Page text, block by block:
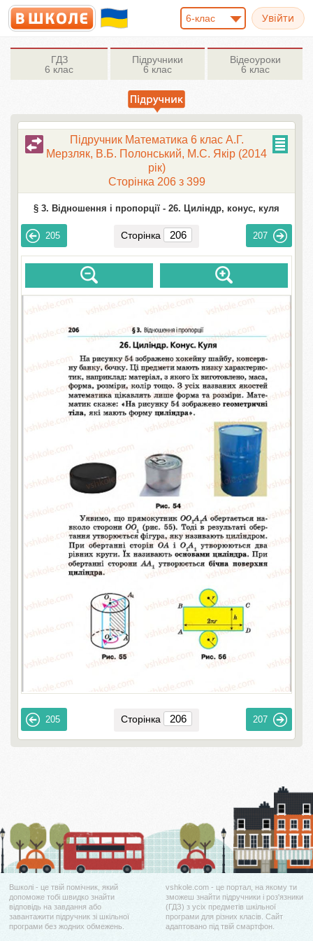
6-клас
ГДЗ
6 клас
Підручники
6 клас
Відеоуроки
6 клас
Підручник Математика 6 клас А.Г.
Мерзляк, В.Б. Полонський, М.С. Якір (2014
рік)
Сторінка 206 з 399
§ 3. Відношення і пропорції - 26. Циліндр, конус, куля
205 Сторінка 207
205 Сторінка 207
Вшколі - це твій помічник, який
допоможе тобі швидко знайти
відповідь на завдання або
завантажити підручник зі шкільної
програми без жодних обмежень.
vshkole.com - це портал, на якому ти
зможеш знайти підручники і роз'язники
(ГДЗ) з усіх предметів шкільної
програми для різних класів. Сайт
адаптовано під твій смартфон.